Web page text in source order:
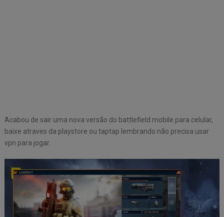
Acabou de sair uma nova versão do battlefield mobile para celular,
baixe atraves da playstore ou taptap lembrando não precisa usar
vpn para jogar.